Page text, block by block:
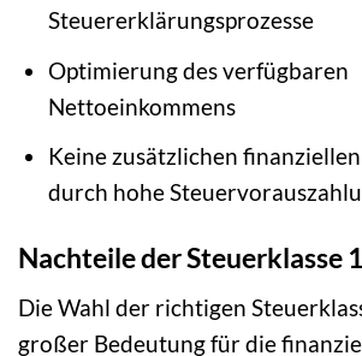
Steuererklärungsprozesse
Optimierung des verfügbaren
Nettoeinkommens
Keine zusätzlichen
durch hohe
Nachteile der Steuerklasse 1
Die Wahl der richtigen
großer Bedeutung für die